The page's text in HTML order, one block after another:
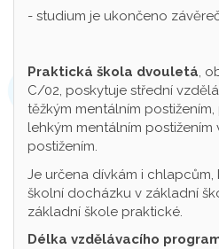
- studium je ukončeno
Praktická škola dvouletá,
C/02, poskytuje střední
těžkým mentálním
lehkým mentálním postižením
postižením.
Je určena dívkám i
školní docházku v základní
základní škole praktické.
Délka vzdělávacího